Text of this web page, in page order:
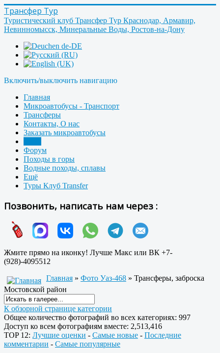
Трансфер Тур
Туристический клуб Трансфер Тур Краснодар, Армавир,
Невинномысск, Минеральные Воды, Ростов-на-Дону
Включить/выключить навигацию
Главная
Микроавтобусы - Транспорт
Трансферы
Контакты, О нас
Заказать микроавтобусы
Форум
Походы в горы
Водные походы, сплавы
Ещё
Туры Клуб Transfer
Позвонить, написать нам через :
Жмите прямо на иконку! Лучше Макс или ВК +7-
(928)-4095512
Главная » Фото Уаз-468 » Трансферы, заброска
Мостовской район
К обзорной странице категории
Общее количество фотографий во всех категориях: 997
Доступ ко всем фотографиям вместе: 2,513,416
TOP 12: Лучшие оценки - Самые новые - Последние
комментарии - Самые популярные